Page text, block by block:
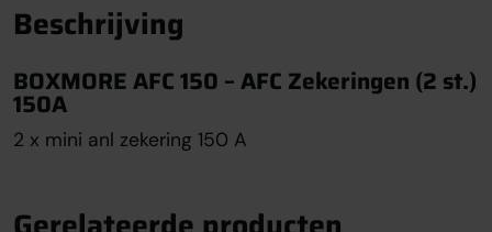
Beschrijving
BOXMORE AFC 150 – AFC Zekeringen (2 st.)
150A
2 x mini anl zekering 150 A